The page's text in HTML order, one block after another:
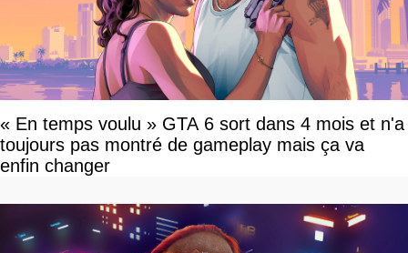
« En temps voulu » GTA 6 sort dans 4 mois et n'a
toujours pas montré de gameplay mais ça va
enfin changer